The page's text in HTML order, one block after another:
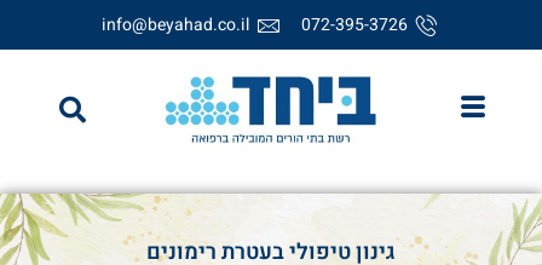
072-395-3726
info@beyahad.co.il
גינון טיפולי בעטרת רימונים